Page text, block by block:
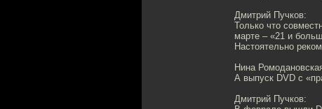
Дмитрий Пучков:
Только что
марте – «21 и
Настоятельно
Нина
А выпуск DVD с
Дмитрий Пучков: